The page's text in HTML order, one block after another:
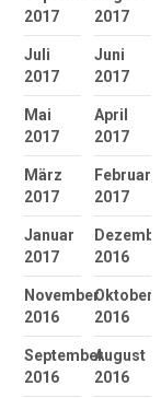
2017
2017
Juli
2017
Juni
2017
Mai
2017
April
2017
März
2017
Februar
2017
Januar
2017
2016
November
2016
Oktober
2016
September
2016
August
2016